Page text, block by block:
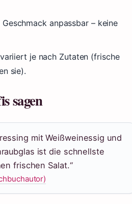
anpassbar – keine
je nach Zutaten (frische
sie).
sagen
mit Weißweinessig und
ist die schnellste
frischen Salat.“